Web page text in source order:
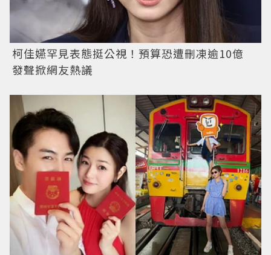
柯佳嬿罕見表態挺公視！預算恐遭刪凍逾10億
發聲掀網友熱議